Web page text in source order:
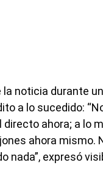
la noticia durante
a lo sucedido:
ahora; a lo
ahora mismo.
nada”, expresó